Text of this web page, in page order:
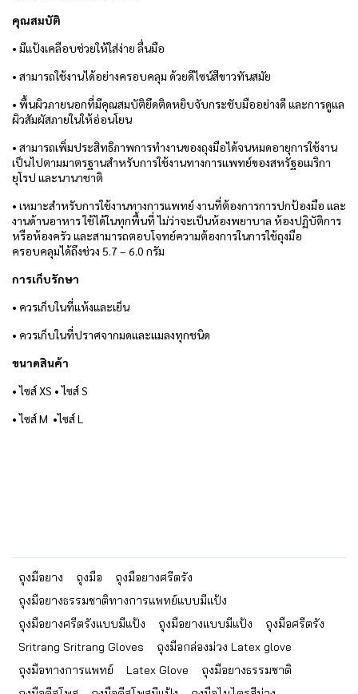
คุณสมบัติ
• มีแป้งเคลือบช่วยให้ใส่ง่าย ลื่นมือ
• สามารถใช้งานได้อย่างครอบคลุม ด้วยดีไซน์สีขาวทันสมัย
• พื้นผิวภายนอกที่มีคุณสมบัติยึดติดหยิบจับกระชับมืออย่างดี และการดูแล
ผิวสัมผัสภายในให้อ่อนโยน
• สามารถเพิ่มประสิทธิภาพการทำงานของถุงมือได้จนหมดอายุการใช้งาน
เป็นไปตามมาตรฐานสำหรับการใช้งานทางการแพทย์ของสหรัฐอเมริกา
ยุโรป และนานาชาติ
• เหมาะสำหรับการใช้งานทางการแพทย์ งานที่ต้องการการปกป้องมือ และ
งานด้านอาหาร ใช้ได้ในทุกพื้นที่ ไม่ว่าจะเป็นห้องพยาบาล ห้องปฏิบัติการ
หรือห้องครัว และสามารถตอบโจทย์ความต้องการในการใช้ถุงมือ
ครอบคลุมได้ถึงช่วง 5.7 – 6.0 กรัม
การเก็บรักษา
• ควรเก็บในที่แห้งและเย็น
• ควรเก็บในที่ปราศจากมดและแมลงทุกชนิด
ขนาดสินค้า
• ไซส์ XS • ไซส์ S
• ไซส์ M •ไซส์ L
ถุงมือยาง ถุงมือ
ถุงมือยางศรีตรัง
ถุงมือยางธรรมชาติทางการแพทย์แบบมีแป้ง
ถุงมือยางศรีตรังแบบมีแป้ง
ถุงมือยางแบบมีแป้ง
ถุงมือศรีตรัง
Sritrang Sritrang Gloves
ถุงมือกล่องม่วง Latex glove
ถุงมือทางการแพทย์
Latex Glove
ถุงมือยางธรรมชาติ